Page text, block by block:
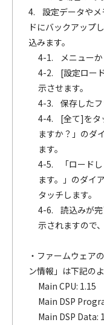
4. 設定データやメ
ドにバックアップ
込みます。
4-1. メニューか
4-2. [設定ロー
示させます。
4-3. 保存したフ
4-4. [全て]をタ
ますか？」のダ
ます。
4-5. 「ロードし
ます。」のダイ
タッチします。
4-6. 読込みが完
示されますので
・ファームウェア
ン情報」は下記の
Main CPU: 1.15
Main DSP
Main DSP Data: